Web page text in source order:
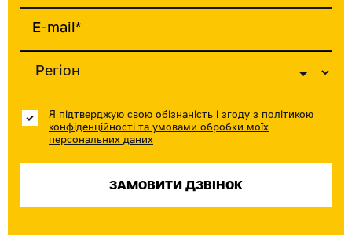
Я підтверджую свою обізнаність і згоду з політикою
конфіденційності та умовами обробки моїх
персональних даних